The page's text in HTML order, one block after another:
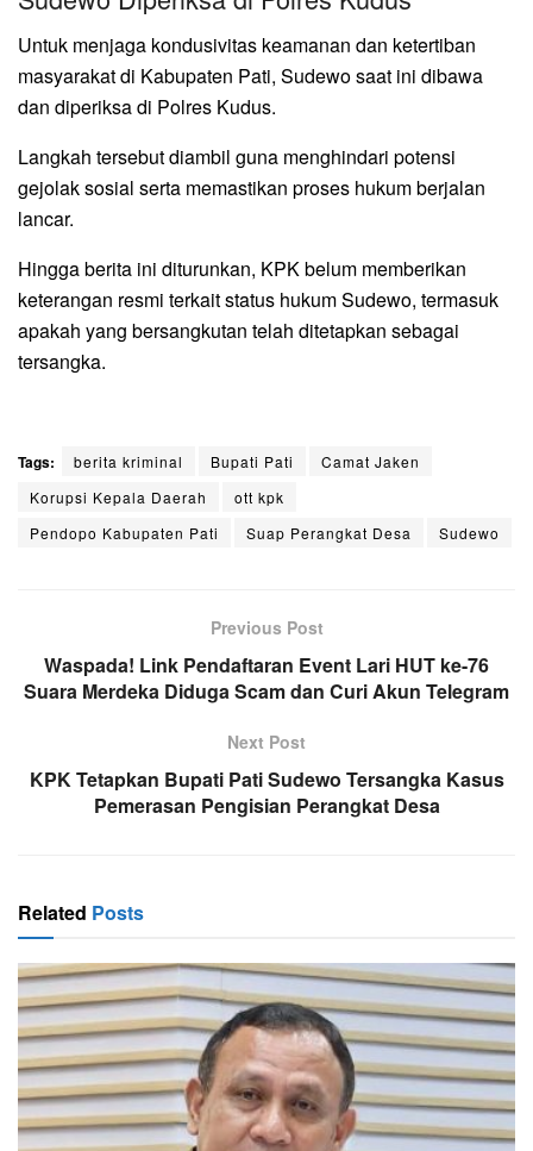
Untuk menjaga kondusivitas keamanan dan ketertiban
masyarakat di Kabupaten Pati, Sudewo saat ini dibawa
dan diperiksa di Polres Kudus.
Langkah tersebut diambil guna menghindari potensi
gejolak sosial serta memastikan proses hukum berjalan
lancar.
Hingga berita ini diturunkan, KPK belum memberikan
keterangan resmi terkait status hukum Sudewo, termasuk
apakah yang bersangkutan telah ditetapkan sebagai
tersangka.
Tags: berita kriminal Bupati Pati
Camat Jaken
Korupsi Kepala Daerah
ott kpk
Pendopo Kabupaten Pati
Suap Perangkat Desa Sudewo
Previous Post
Waspada! Link Pendaftaran Event Lari HUT ke-76
Suara Merdeka Diduga Scam dan Curi Akun Telegram
Next Post
KPK Tetapkan Bupati Pati Sudewo Tersangka Kasus
Pemerasan Pengisian Perangkat Desa
Related Posts